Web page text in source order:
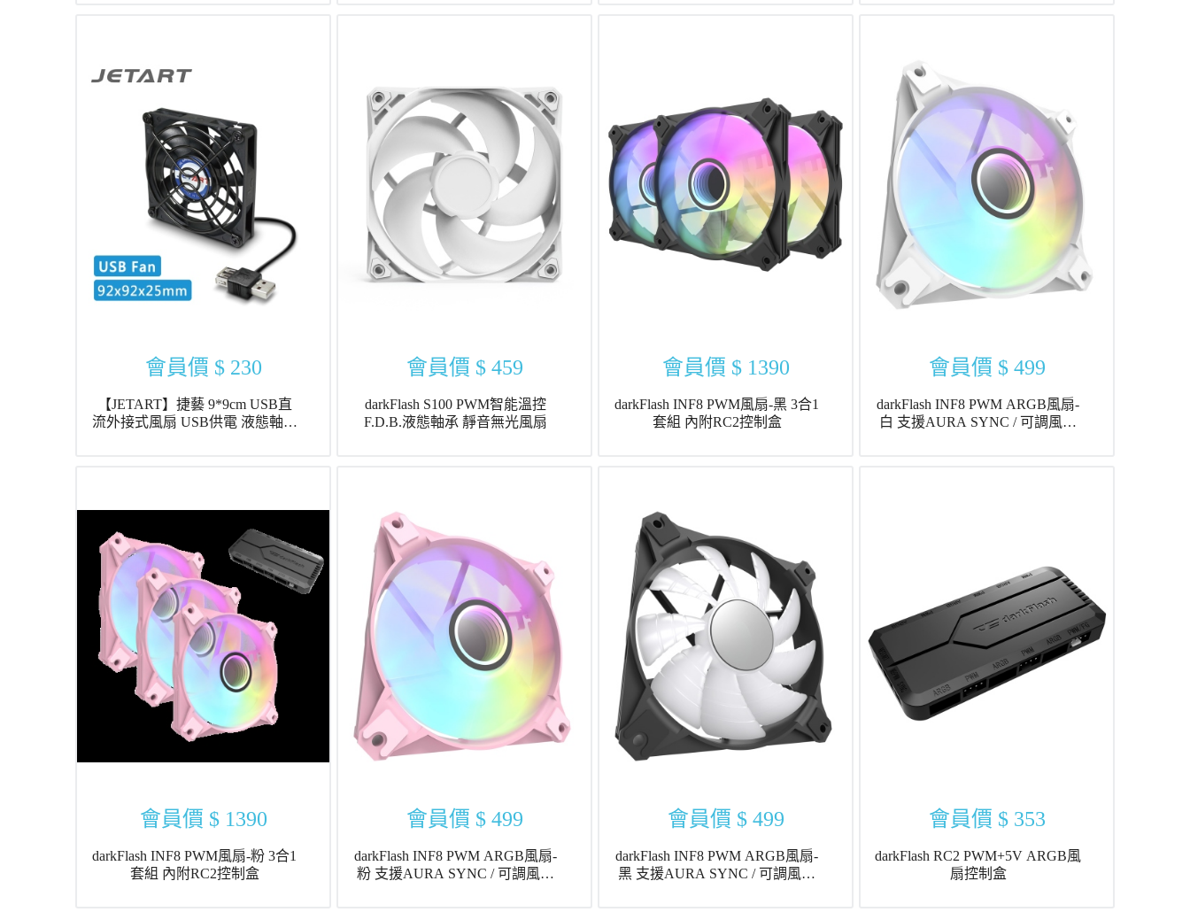
會員價 $ 230
【JETART】捷藝 9*9cm USB直
流外接式風扇 USB供電 液態軸承
會員價 $ 459
darkFlash S100 PWM智能溫控
F.D.B.液態軸承 靜音無光風扇
會員價 $ 1390
darkFlash INF8 PWM風扇-黑 3合1
套組 內附RC2控制盒
會員價 $ 499
darkFlash INF8 PWM ARGB風扇-
白 支援AURA SYNC / 可調風扇
會員價 $ 1390
darkFlash INF8 PWM風扇-粉 3合1
套組 內附RC2控制盒
會員價 $ 499
darkFlash INF8 PWM ARGB風扇-
粉 支援AURA SYNC / 可調風扇
會員價 $ 499
darkFlash INF8 PWM ARGB風扇-
黑 支援AURA SYNC / 可調風扇
會員價 $ 353
darkFlash RC2 PWM+5V ARGB風
扇控制盒